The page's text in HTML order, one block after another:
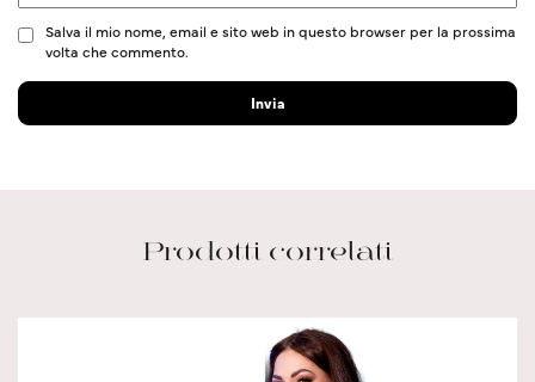
Salva il mio nome, email e sito web in questo browser per la prossima
volta che commento.
Prodotti correlati